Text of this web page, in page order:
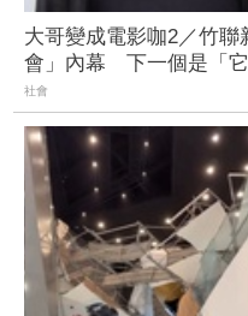
大哥變成電影咖2／竹
會」內幕 下一個是「
社會